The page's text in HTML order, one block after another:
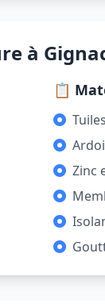
à
📋
Zinc